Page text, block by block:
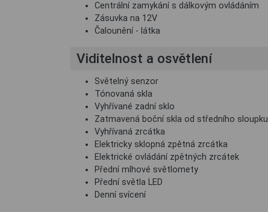
Centrální zamykání s dálkovým ovládáním
Zásuvka na 12V
Čalounění - látka
Viditelnost a osvětlení
Světelný senzor
Tónovaná skla
Vyhřívané zadní sklo
Zatmavená boční skla od středního sloupku
Vyhřívaná zrcátka
Elektricky sklopná zpětná zrcátka
Elektrické ovládání zpětných zrcátek
Přední mlhové světlomety
Přední světla LED
Denní svícení